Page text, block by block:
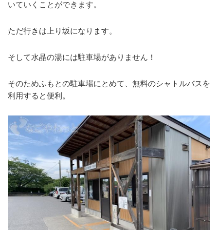
いていくことができます。
ただ行きは上り坂になります。
そして水晶の湯には駐車場がありません！
そのためふもとの駐車場にとめて、無料のシャトルバスを
利用すると便利。